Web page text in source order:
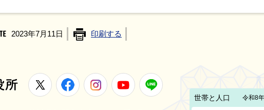
2023年7月11日 印刷する
笠間市役所
X FacebookInstagramYoutube